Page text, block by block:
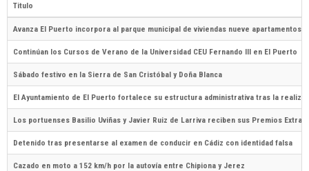
Titulo
Avanza El Puerto incorpora al parque municipal de viviendas nueve apartamentos
Continúan los Cursos de Verano de la Universidad CEU Fernando III en El Puerto
Sábado festivo en la Sierra de San Cristóbal y Doña Blanca
El Ayuntamiento de El Puerto fortalece su estructura administrativa tras la
Los portuenses Basilio Uviñas y Javier Ruiz de Larriva reciben sus Premios
Detenido tras presentarse al examen de conducir en Cádiz con identidad falsa
Cazado en moto a 152 km/h por la autovía entre Chipiona y Jerez